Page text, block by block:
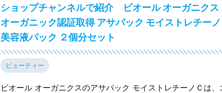
ショップチャンネルで紹介 ビオール オーガニクス
オーガニック認証取得 アサパック モイストレチー
美容液パック ２個分セット
ビューティー
ビオール オーガニクスのアサパック モイストレチーノＣは